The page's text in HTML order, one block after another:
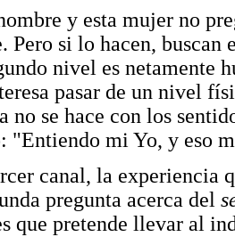
y esta mujer no
Pero si lo hacen,
nivel es netamente
pasar de un nivel
no se hace con los
"Entiendo mi Yo, y eso
canal, la experiencia
pregunta acerca del
que pretende llevar al